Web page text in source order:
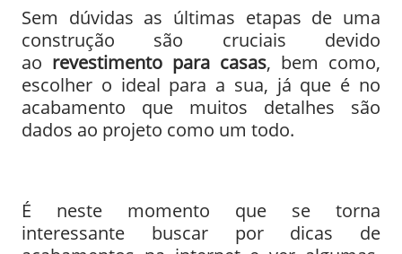
Sem dúvidas as últimas etapas de uma
construção são cruciais devido
ao revestimento para casas, bem como,
escolher o ideal para a sua, já que é no
acabamento que muitos detalhes são
dados ao projeto como um todo.
É neste momento que se torna
interessante buscar por dicas de